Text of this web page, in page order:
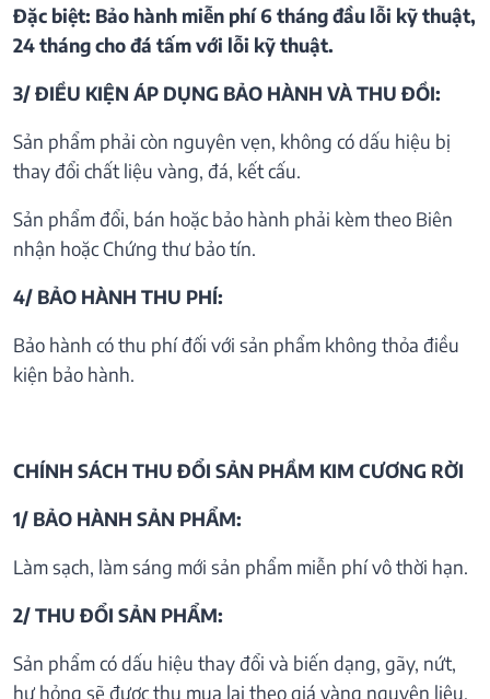
Đặc biệt: Bảo hành miễn phí 6 tháng đầu lỗi kỹ thuật,
24 tháng cho đá tấm với lỗi kỹ thuật.
3/ ĐIỀU KIỆN ÁP DỤNG BẢO HÀNH VÀ THU ĐỒI:
Sản phẩm phải còn nguyên vẹn, không có dấu hiệu bị
thay đổi chất liệu vàng, đá, kết cấu.
Sản phẩm đổi, bán hoặc bảo hành phải kèm theo Biên
nhận hoặc Chứng thư bảo tín.
4/ BẢO HÀNH THU PHÍ:
Bảo hành có thu phí đối với sản phẩm không thỏa điều
kiện bảo hành.
CHÍNH SÁCH THU ĐỔI SẢN PHẦM KIM CƯƠNG RỜI
1/ BẢO HÀNH SẢN PHẨM:
Làm sạch, làm sáng mới sản phẩm miễn phí vô thời hạn.
2/ THU ĐỔI SẢN PHẨM:
Sản phẩm có dấu hiệu thay đổi và biến dạng, gãy, nứt,
hư hỏng sẽ được thu mua lại theo giá vàng nguyên liệu.